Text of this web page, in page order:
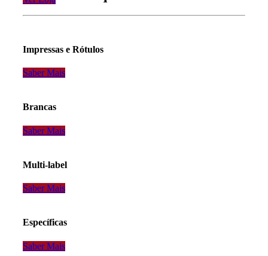
Impressas e Rótulos
Saber Mais
Brancas
Saber Mais
Multi-label
Saber Mais
Específicas
Saber Mais